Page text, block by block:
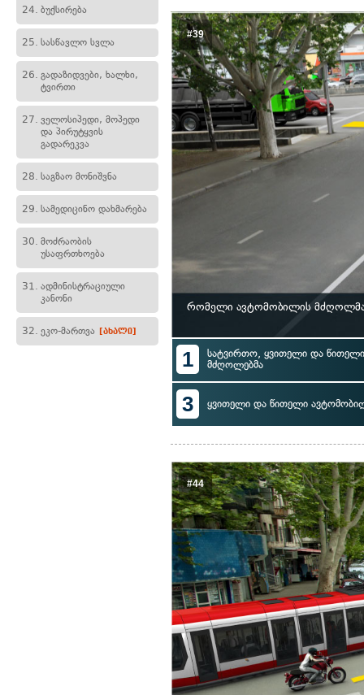
24. ბუქსირება
25. სასწავლო სვლა
26. გადაზიდვები, ხალხი,
ტვირთი
27. ველოსიპედი, მოპედი
და პირუტყვის
გადარეკვა
28. საგზაო მონიშვნა
29. სამედიცინო დახმარება
30. მოძრაობის
უსაფრთხოება
31. ადმინისტრაციული
კანონი
32. ეკო-მართვა [ახალი]
#39
რომელი ავტომობილის მძღოლმა
1
სატვირთო, ყვითელი და
მძღოლებმა
3 ყვითელი და წითელი
#44